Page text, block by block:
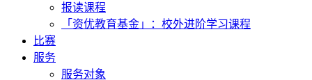
报读课程
「资优教育基金」：校外进阶学习课程
比赛
服务
服务对象